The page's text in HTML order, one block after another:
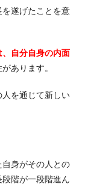
遂げたことを意
自分自身の内面
あります。
を通じて新しい
身がその人との
階が一段階進ん